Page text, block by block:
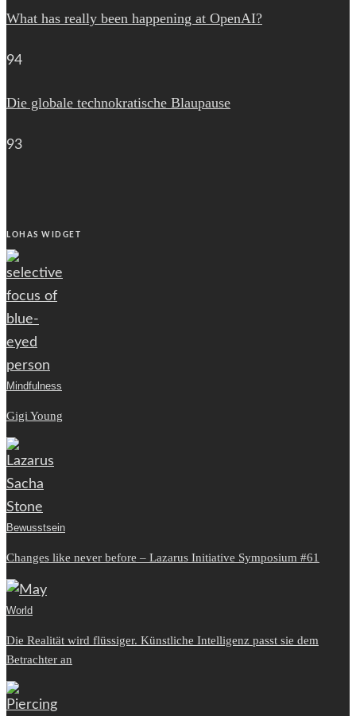
What has really been happening at OpenAI?
94
Die globale technokratische Blaupause
93
LOHAS WIDGET
Mindfulness
Gigi Young
Bewusstsein
Changes like never before – Lazarus Initiative Symposium #61
World
Die Realität wird flüssiger. Künstliche Intelligenz passt sie dem
Betrachter an